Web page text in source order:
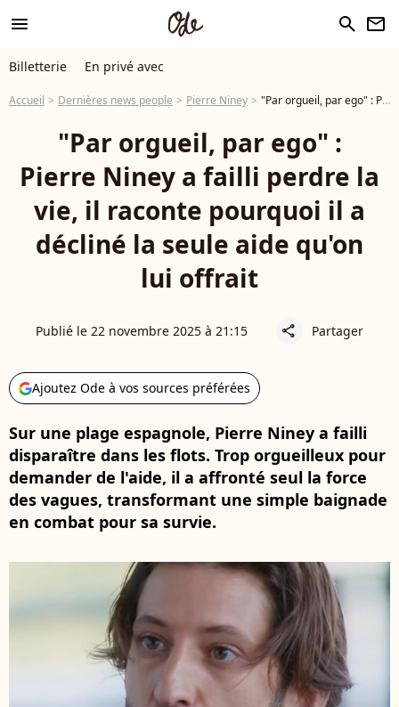
menu search newsletter
Billetterie En privé avec
Accueil Dernières news people Pierre Niney "Par orgueil, par ego" : Pierre Niney a failli perdre la vie, il raconte pourquoi il a décliné la seule aide qu'on lui offrait
"Par orgueil, par ego" :
Pierre Niney a failli perdre la
vie, il raconte pourquoi il a
décliné la seule aide qu'on
lui offrait
Publié le 22 novembre 2025 à 21:15 share Partager
Ajoutez Ode à vos sources préférées
Sur une plage espagnole, Pierre Niney a failli
disparaître dans les flots. Trop orgueilleux pour
demander de l'aide, il a affronté seul la force
des vagues, transformant une simple baignade
en combat pour sa survie.